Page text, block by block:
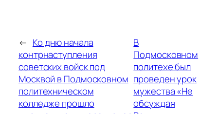
← Ко дню начала
контрнаступления
советских войск под
Москвой в Подмосковном
политехническом
колледже прошло
В
Подмосковном
политехе был
проведен урок
мужества «Не
обсуждая